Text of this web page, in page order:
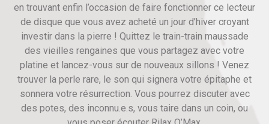
en trouvant enfin l’occasion de faire fonctionner ce lecteur
de disque que vous avez acheté un jour d’hiver croyant
investir dans la pierre ! Quittez le train-train maussade
des vieilles rengaines que vous partagez avec votre
platine et lancez-vous sur de nouveaux sillons ! Venez
trouver la perle rare, le son qui signera votre épitaphe et
sonnera votre résurrection. Vous pourrez discuter avec
des potes, des inconnu.e.s, vous taire dans un coin, ou